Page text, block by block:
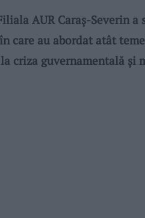
AUR Caraș-Severin
care au abordat atât
criza guvernamentală și